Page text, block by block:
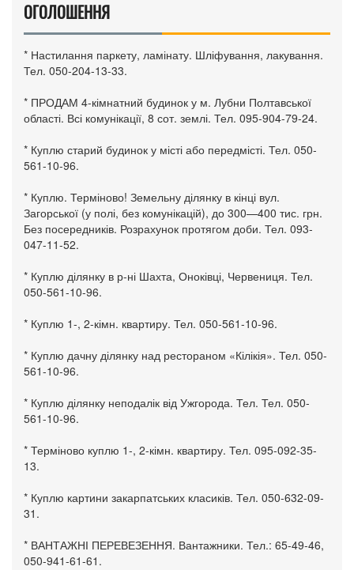
ОГОЛОШЕННЯ
* Настилання паркету, ламінату. Шліфування, лакування.
Тел. 050-204-13-33.
* ПРОДАМ 4-кімнатний будинок у м. Лубни Полтавської
області. Всі комунікації, 8 сот. землі. Тел. 095-904-79-24.
* Куплю старий будинок у місті або передмісті. Тел. 050-
561-10-96.
* Куплю. Терміново! Земельну ділянку в кінці вул.
Загорської (у полі, без комунікацій), до 300—400 тис. грн.
Без посередників. Розрахунок протягом доби. Тел. 093-
047-11-52.
* Куплю ділянку в р-ні Шахта, Оноківці, Червениця. Тел.
050-561-10-96.
* Куплю 1-, 2-кімн. квартиру. Тел. 050-561-10-96.
* Куплю дачну ділянку над рестораном «Кілікія». Тел. 050-
561-10-96.
* Куплю ділянку неподалік від Ужгорода. Тел. Тел. 050-
561-10-96.
* Терміново куплю 1-, 2-кімн. квартиру. Тел. 095-092-35-
13.
* Куплю картини закарпатських класиків. Тел. 050-632-09-
31.
* ВАНТАЖНІ ПЕРЕВЕЗЕННЯ. Вантажники. Тел.: 65-49-46,
050-941-61-61.